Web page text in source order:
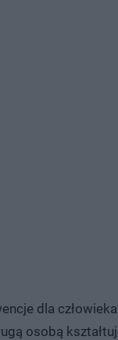
dla człowieka
osobą